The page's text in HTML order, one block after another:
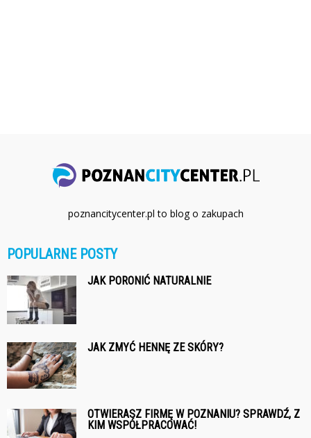
poznancitycenter.pl to blog o zakupach
POPULARNE POSTY
JAK PORONIĆ NATURALNIE
JAK ZMYĆ HENNĘ ZE SKÓRY?
OTWIERASZ FIRMĘ W POZNANIU? SPRAWDŹ, Z
KIM WSPÓŁPRACOWAĆ!